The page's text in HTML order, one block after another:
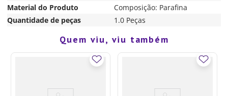
Material do Produto
Composição: Parafina
Quantidade de peças
1.0 Peças
Quem viu, viu também